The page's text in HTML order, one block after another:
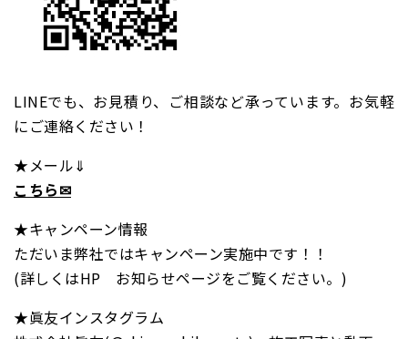
LINEでも、お見積り、ご相談など承っています。お気軽
にご連絡ください！
★メール⇓
こちら✉
★キャンペーン情報
ただいま弊社ではキャンペーン実施中です！！
(詳しくはHP お知らせページをご覧ください。)
★眞友インスタグラム